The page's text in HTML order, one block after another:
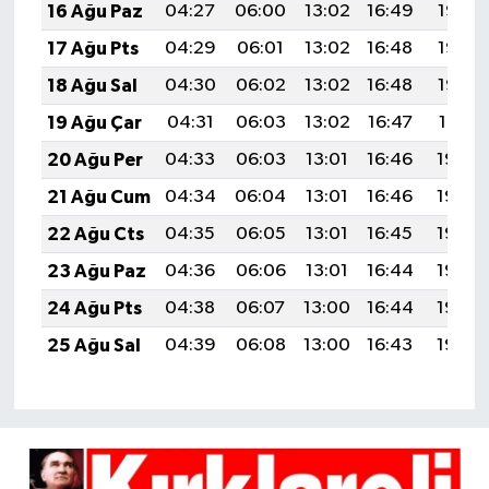
16 Ağu Paz
04:27 06:00 13:02 16:49
19:55
17 Ağu Pts
04:29 06:01 13:02 16:48
19:53
18 Ağu Sal
04:30 06:02 13:02 16:48
19:52
19 Ağu Çar
04:31 06:03 13:02 16:47
19:51
20 Ağu Per
04:33 06:03 13:01 16:46
19:49
21 Ağu Cum
04:34 06:04 13:01 16:46
19:48
22 Ağu Cts
04:35 06:05 13:01 16:45
19:46
23 Ağu Paz
04:36 06:06 13:01 16:44
19:45
24 Ağu Pts
04:38 06:07 13:00 16:44
19:44
25 Ağu Sal
04:39 06:08 13:00 16:43 19:42